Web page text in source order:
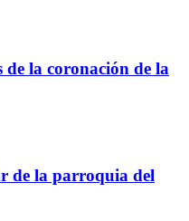
de la coronación de la
de la parroquia del